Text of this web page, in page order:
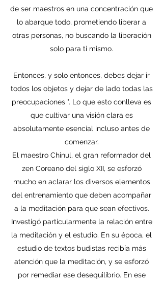
de ser maestros en una concentración que
lo abarque todo, prometiendo liberar a
otras personas, no buscando la liberación
solo para ti mismo.
Entonces, y solo entonces, debes dejar ir
todos los objetos y dejar de lado todas las
preocupaciones ". Lo que esto conlleva es
que cultivar una visión clara es
absolutamente esencial incluso antes de
comenzar.
El maestro Chinul, el gran reformador del
zen Coreano del siglo XII, se esforzó
mucho en aclarar los diversos elementos
del entrenamiento que deben acompañar
a la meditación para que sean efectivos.
Investigó particularmente la relación entre
la meditación y el estudio. En su época, el
estudio de textos budistas recibía más
atención que la meditación, y se esforzó
por remediar ese desequilibrio. En ese